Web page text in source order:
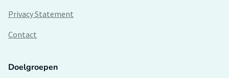
Privacy Statement
Contact
Doelgroepen